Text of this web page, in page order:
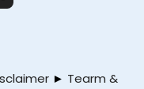
► Tearm &